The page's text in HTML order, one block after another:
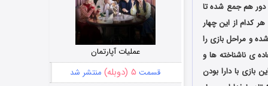
دور هم جمع شده تا
کدام از این چهار
و مراحل بازی را
ی ناشناخته ها و
بازی با دارا بودن
عملیات آپارتمان
قسمت ۵ (دوبله) منتشر شد